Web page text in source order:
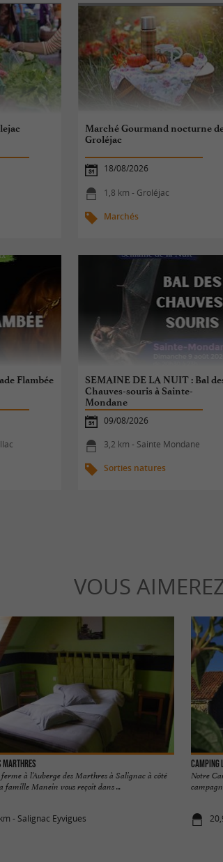
Marché Gourmand nocturne
Groléjac
18/08/2026
1,8 km - Groléjac
Marchés
Flambée
SEMAINE DE LA NUIT : Bal
Chauves-souris à Sainte-
Mondane
09/08/2026
3,2 km - Sainte Mondane
Sorties natures
VOUS
Marthres
à l’Auberge des Marthres à Salignac à côté
famille Manein vous reçoit dans ...
- Salignac Eyvigues
Camping
Notre